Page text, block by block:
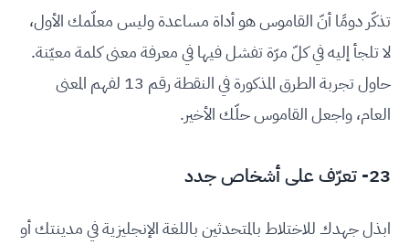
تذكّر دومًا أنّ القاموس هو أداة مساعدة وليس معلّمك الأول،
لا تلجأ إليه في كلّ مرّة تفشل فيها في معرفة معنى كلمة معيّنة.
حاول تجربة الطرق المذكورة في النقطة رقم 13 لفهم المعنى
العام، واجعل القاموس حلّك الأخير.
23- تعرّف على أشخاص جدد
ابذل جهدك للاختلاط بالمتحدثين باللغة الإنجليزية في مدينتك أو